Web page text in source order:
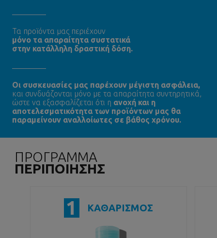
Τα προϊόντα μας περιέχουν
μόνο τα απαραίτητα συστατικά
στην κατάλληλη δραστική δόση.
Oι συσκευασίες μας παρέχουν μέγιστη ασφάλεια,
και συνδυάζονται μόνο με τα απαραίτητα συντηρητικά,
ώστε να εξασφαλίζεται ότι η ανοχή και η
αποτελεσματικότητα των προϊόντων μας θα
παραμείνουν αναλλοίωτες σε βάθος χρόνου.
ΠΡΟΓΡΑΜΜΑ
ΠΕΡΙΠΟΙΗΣΗΣ
1 ΚΑΘΑΡΙΣΜΟΣ